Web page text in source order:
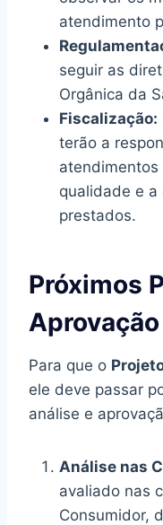
atendimento
seguir as
Orgânica da
Fiscalização:
terão a
atendimentos
qualidade e a
prestados.
Próximos
Aprovação
Para que o
ele deve passar
análise e
Análise nas
avaliado nas
Consumidor,